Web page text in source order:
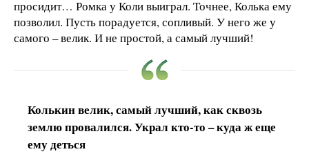
просидит… Ромка у Коли выиграл. Точнее, Колька ему
позволил. Пусть порадуется, сопливый. У него же у
самого – велик. И не простой, а самый лучший!
Колькин велик, самый лучший, как сквозь
землю провалился. Украл кто-то – куда ж еще
ему деться